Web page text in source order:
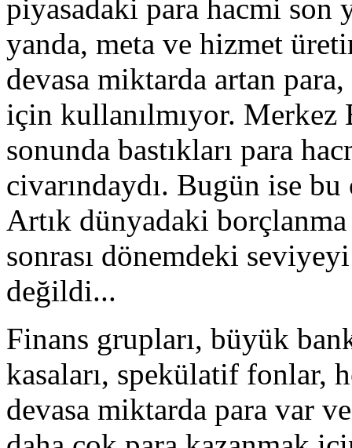
piyasadaki para hacmi son
yanda, meta ve hizmet
devasa miktarda artan
için kullanılmıyor. Merkez
sonunda bastıkları para
civarındaydı. Bugün ise bu
Artık dünyadaki
sonrası dönemdeki
değildi...
Finans grupları, büyük
kasaları, spekülatif fonlar,
devasa miktarda para var